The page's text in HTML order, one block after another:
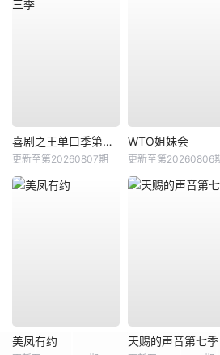
喜剧之王单口季第三季
更新至第20260807期
WTO姐妹会
更新至第20260806
美凤有约 天赐的声音第七季